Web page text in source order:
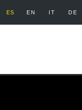
ES EN IT DE